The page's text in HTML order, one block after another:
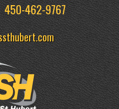
450-462-9767